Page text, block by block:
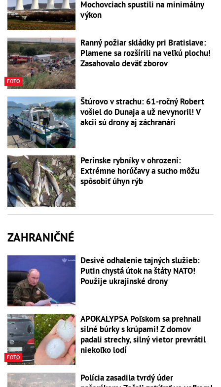
Mochovciach spustili na minimálny
výkon
FOTO
Ranný požiar skládky pri Bratislave:
Plamene sa rozšírili na veľkú plochu!
Zasahovalo deväť zborov
Štúrovo v strachu: 61-ročný Robert
vošiel do Dunaja a už nevynoril! V
akcii sú drony aj záchranári
Perínske rybníky v ohrození:
Extrémne horúčavy a sucho môžu
spôsobiť úhyn rýb
ZAHRANIČNÉ
Desivé odhalenie tajných služieb:
Putin chystá útok na štáty NATO!
Použije ukrajinské drony
FOTO
APOKALYPSA Poľskom sa prehnali
silné búrky s krúpami! Z domov
padali strechy, silný vietor prevrátil
niekoľko lodí
Polícia zasadila tvrdý úder